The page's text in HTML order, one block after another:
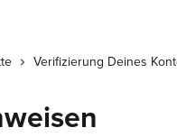
Verifizierung Deines